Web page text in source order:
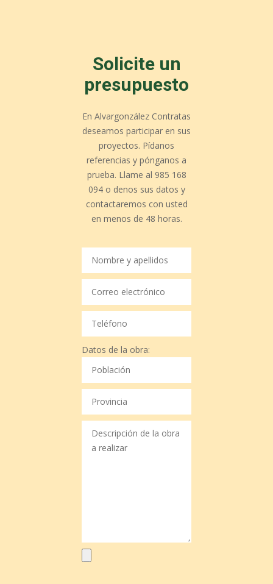
Solicite un
presupuesto
En Alvargonzález Contratas
deseamos participar en sus
proyectos. Pídanos
referencias y pónganos a
prueba. Llame al 985 168
094 o denos sus datos y
contactaremos con usted
en menos de 48 horas.
Datos de la obra: